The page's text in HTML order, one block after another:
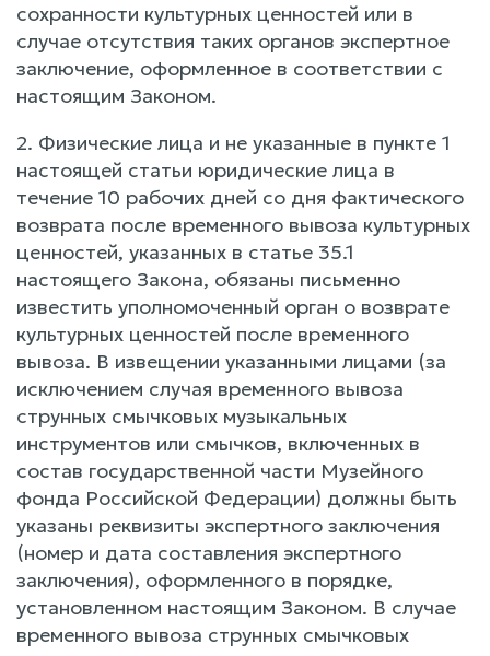
сохранности культурных ценностей или в
случае отсутствия таких органов экспертное
заключение, оформленное в соответствии с
настоящим Законом.
2. Физические лица и не указанные в пункте 1
настоящей статьи юридические лица в
течение 10 рабочих дней со дня фактического
возврата после временного вывоза культурных
ценностей, указанных в статье 35.1
настоящего Закона, обязаны письменно
известить уполномоченный орган о возврате
культурных ценностей после временного
вывоза. В извещении указанными лицами (за
исключением случая временного вывоза
струнных смычковых музыкальных
инструментов или смычков, включенных в
состав государственной части Музейного
фонда Российской Федерации) должны быть
указаны реквизиты экспертного заключения
(номер и дата составления экспертного
заключения), оформленного в порядке,
установленном настоящим Законом. В случае
временного вывоза струнных смычковых